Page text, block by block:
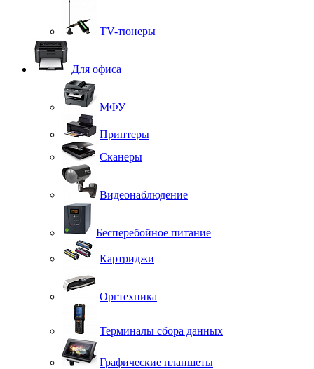
TV-тюнеры
Для офиса
МФУ
Принтеры
Сканеры
Видеонаблюдение
Бесперебойное питание
Картриджи
Оргтехника
Терминалы сбора данных
Графические планшеты